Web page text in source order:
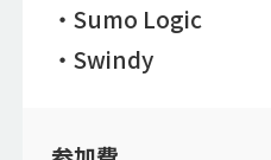
・Sumo Logic
・Swindy​